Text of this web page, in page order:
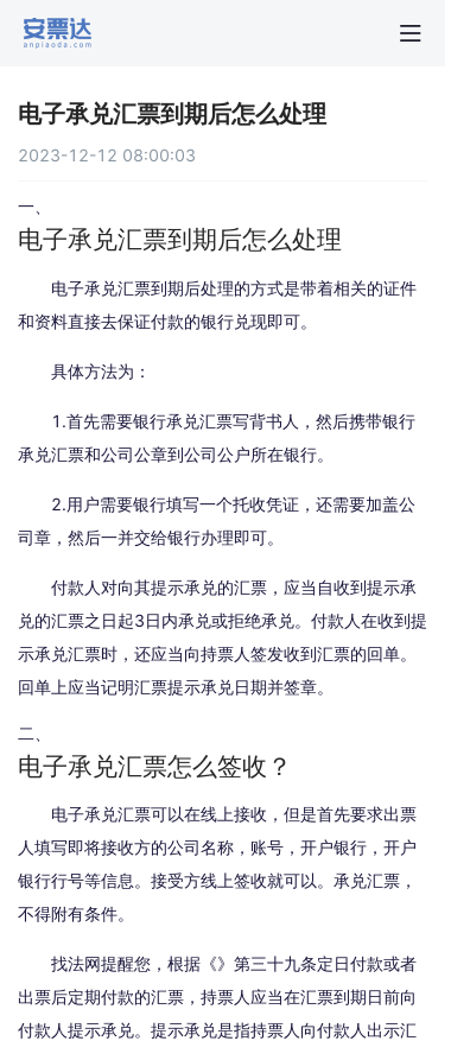
电子承兑汇票到期后怎么处理
2023-12-12 08:00:03
一、
电子承兑汇票到期后怎么处理
电子承兑汇票到期后处理的方式是带着相关的证件
和资料直接去保证付款的银行兑现即可。
具体方法为：
1.首先需要银行承兑汇票写背书人，然后携带银行
承兑汇票和公司公章到公司公户所在银行。
2.用户需要银行填写一个托收凭证，还需要加盖公
司章，然后一并交给银行办理即可。
付款人对向其提示承兑的汇票，应当自收到提示承
兑的汇票之日起3日内承兑或拒绝承兑。付款人在收到提
示承兑汇票时，还应当向持票人签发收到汇票的回单。
回单上应当记明汇票提示承兑日期并签章。
二、
电子承兑汇票怎么签收？
电子承兑汇票可以在线上接收，但是首先要求出票
人填写即将接收方的公司名称，账号，开户银行，开户
银行行号等信息。接受方线上签收就可以。承兑汇票，
不得附有条件。
找法网提醒您，根据《》第三十九条定日付款或者
出票后定期付款的汇票，持票人应当在汇票到期日前向
付款人提示承兑。提示承兑是指持票人向付款人出示汇